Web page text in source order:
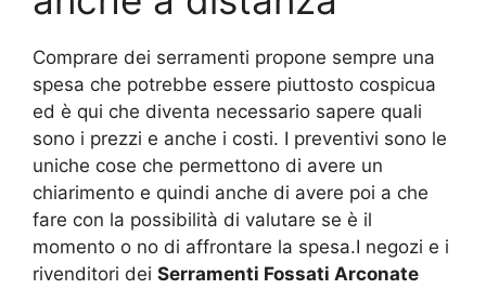
Comprare dei serramenti propone sempre una
spesa che potrebbe essere piuttosto cospicua
ed è qui che diventa necessario sapere quali
sono i prezzi e anche i costi. I preventivi sono le
uniche cose che permettono di avere un
chiarimento e quindi anche di avere poi a che
fare con la possibilità di valutare se è il
momento o no di affrontare la spesa.I negozi e i
rivenditori dei Serramenti Fossati Arconate